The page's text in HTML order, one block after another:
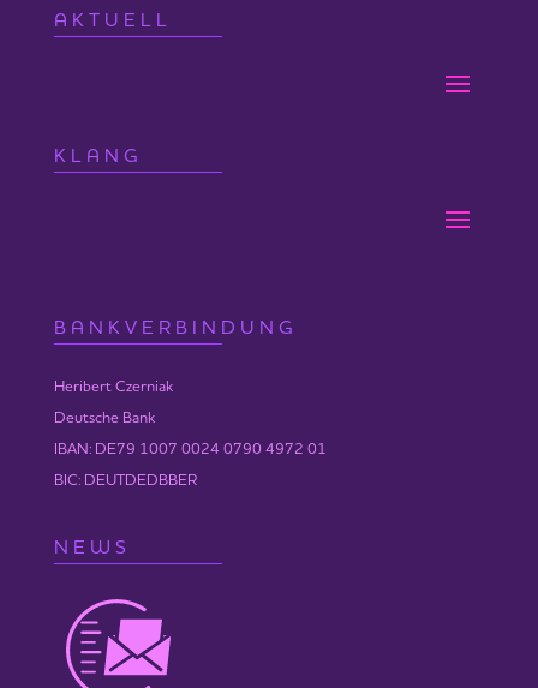
AKTUELL
KLANG
BANKVERBINDUNG
Heribert Czerniak
Deutsche Bank
IBAN: DE79 1007 0024 0790 4972 01
BIC: DEUTDEDBBER
NEWS